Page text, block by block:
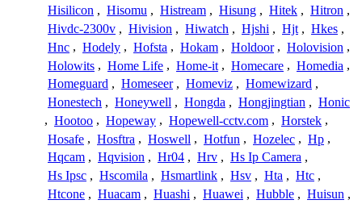
Hisilicon , Hisomu , Histream , Hisung , Hitek , Hitron ,
Hivdc-2300v , Hivision , Hiwatch , Hjshi , Hjt , Hkes ,
Hnc , Hodely , Hofsta , Hokam , Holdoor , Holovision ,
Holowits , Home Life , Home-it , Homecare , Homedia ,
Homeguard , Homeseer , Homeviz , Homewizard ,
Honestech , Honeywell , Hongda , Hongjingtian , Honic
, Hootoo , Hopeway , Hopewell-cctv.com , Horstek ,
Hosafe , Hosftra , Hoswell , Hotfun , Hozelec , Hp ,
Hqcam , Hqvision , Hr04 , Hrv , Hs Ip Camera ,
Hs Ipsc , Hscomila , Hsmartlink , Hsv , Hta , Htc ,
Htcone , Huacam , Huashi , Huawei , Hubble , Huisun ,